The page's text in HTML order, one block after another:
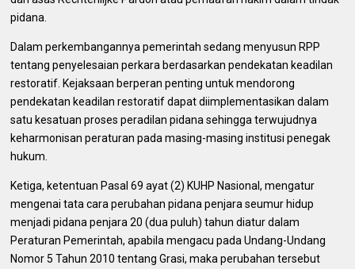
pidana.
Dalam perkembangannya pemerintah sedang menyusun RPP
tentang penyelesaian perkara berdasarkan pendekatan keadilan
restoratif. Kejaksaan berperan penting untuk mendorong
pendekatan keadilan restoratif dapat diimplementasikan dalam
satu kesatuan proses peradilan pidana sehingga terwujudnya
keharmonisan peraturan pada masing-masing institusi penegak
hukum.
Ketiga, ketentuan Pasal 69 ayat (2) KUHP Nasional, mengatur
mengenai tata cara perubahan pidana penjara seumur hidup
menjadi pidana penjara 20 (dua puluh) tahun diatur dalam
Peraturan Pemerintah, apabila mengacu pada Undang-Undang
Nomor 5 Tahun 2010 tentang Grasi, maka perubahan tersebut